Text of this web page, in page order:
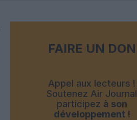
FAIRE UN DON
Appel aux lecteurs !
Soutenez Air Journal
participez à son
développement !